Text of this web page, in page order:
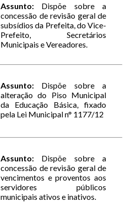
Assunto: Dispõe sobre a
concessão de revisão geral de
subsídios da Prefeita, do Vice-
Prefeito, Secretários
Municipais e Vereadores.
Assunto: Dispõe sobre a
alteração do Piso Municipal
da Educação Básica, fixado
pela Lei Municipal n° 1177/12
Assunto: Dispõe sobre a
concessão de revisão geral de
vencimentos e proventos aos
servidores públicos
municipais ativos e inativos.